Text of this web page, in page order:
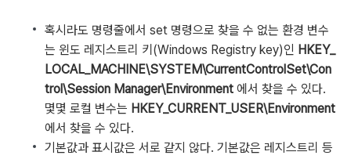
혹시라도 명령줄에서 set 명령으로 찾을 수 없는 환경 변수
는 윈도 레지스트리 키(Windows Registry key)인 HKEY_
LOCAL_MACHINE\SYSTEM\CurrentControlSet\Con
trol\Session Manager\Environment 에서 찾을 수 있다.
몇몇 로컬 변수는 HKEY_CURRENT_USER\Environment
에서 찾을 수 있다.
기본값과 표시값은 서로 같지 않다. 기본값은 레지스트리 등